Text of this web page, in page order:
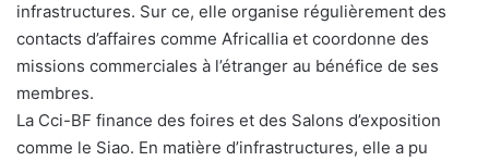
infrastructures. Sur ce, elle organise régulièrement des
contacts d’affaires comme Africallia et coordonne des
missions commerciales à l’étranger au bénéfice de ses
membres.
La Cci-BF finance des foires et des Salons d’exposition
comme le Siao. En matière d’infrastructures, elle a pu